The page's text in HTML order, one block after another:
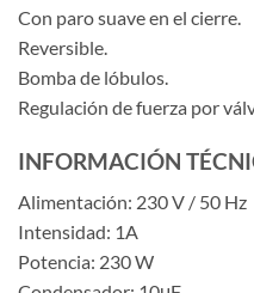
Con paro suave en el cierre.
Reversible.
Bomba de lóbulos.
Regulación de fuerza por
INFORMACIÓN
Alimentación: 230 V / 50 Hz
Intensidad: 1A
Potencia: 230 W